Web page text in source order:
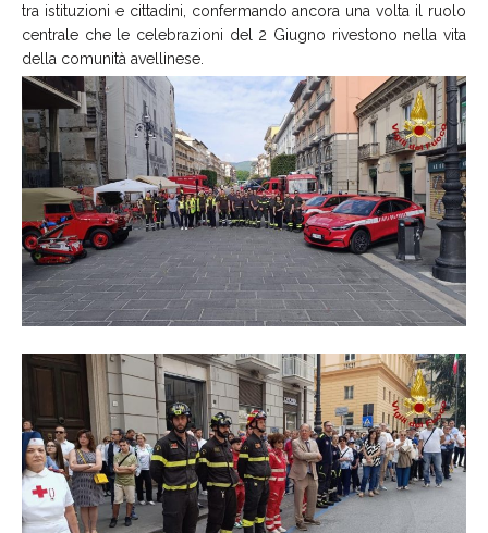
tra istituzioni e cittadini, confermando ancora una volta il ruolo
centrale che le celebrazioni del 2 Giugno rivestono nella vita
della comunità avellinese.